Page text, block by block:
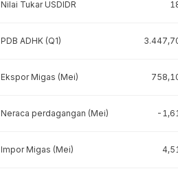
Nilai Tukar USDIDR
PDB ADHK (Q1)
Ekspor Migas (Mei)
Neraca perdagangan (Mei) -
Impor Migas (Mei)